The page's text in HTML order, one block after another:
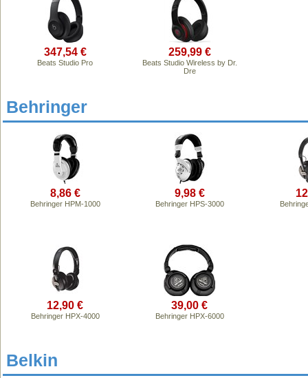
347,54 €
Beats Studio Pro
259,99 €
Beats Studio Wireless by Dr.
Dre
Behringer
8,86 €
Behringer HPM-1000
9,98 €
Behringer HPS-3000
12,90 €
Behringer HPX-4000
39,00 €
Behringer HPX-6000
Belkin